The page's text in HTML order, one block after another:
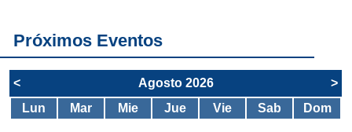
Próximos Eventos
< Agosto 2026
>
Lun
Mar Mie Jue Vie Sab Dom